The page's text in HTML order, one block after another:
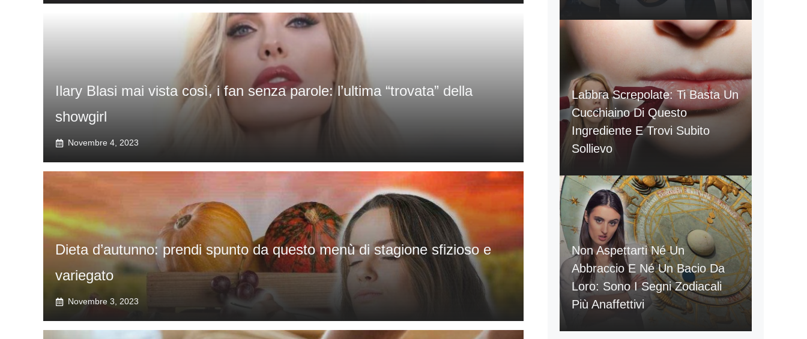
Ilary Blasi mai vista così, i fan senza parole: l’ultima “trovata” della
showgirl
Novembre 4, 2023
Dieta d’autunno: prendi spunto da questo menù di stagione sfizioso e
variegato
Novembre 3, 2023
Labbra Screpolate: Ti Basta Un
Cucchiaino Di Questo
Ingrediente E Trovi Subito
Sollievo
Non Aspettarti Né Un
Abbraccio E Né Un Bacio Da
Loro: Sono I Segni Zodiacali
Più Anaffettivi